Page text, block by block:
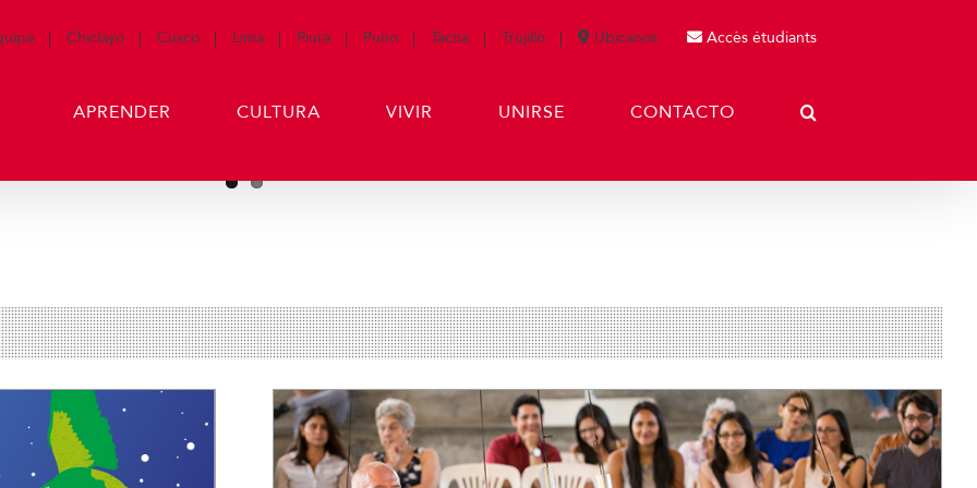
Chiclayo Cusco Lima Piura Puno Tacna Trujillo Ubícanos Accès étudiants
APRENDER CULTURA VIVIR UNIRSE CONTACTO